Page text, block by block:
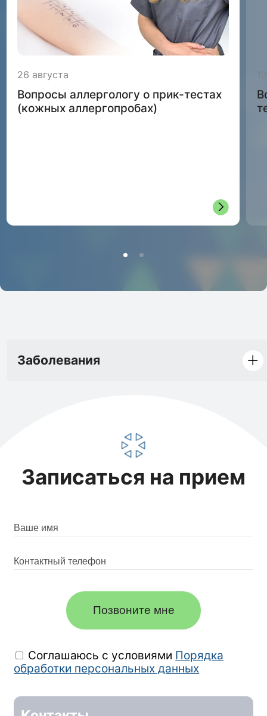
26 августа
Вопросы аллергологу о прик-тестах
(кожных аллергопробах)
Заболевания
Записаться на прием
Позвоните мне
Соглашаюсь с условиями Порядка
обработки персональных данных